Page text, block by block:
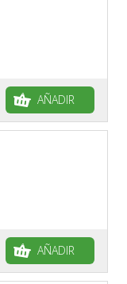
AÑADIR
AÑADIR